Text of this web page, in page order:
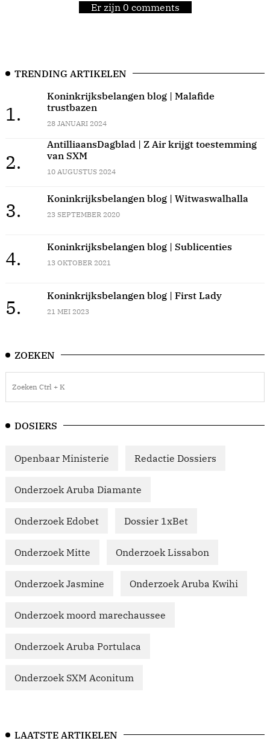
Er zijn 0 comments
TRENDING ARTIKELEN
1.
Koninkrijksbelangen blog | Malafide
trustbazen
28 JANUARI 2024
2.
AntilliaansDagblad | Z Air krijgt toestemming
van SXM
10 AUGUSTUS 2024
3.
Koninkrijksbelangen blog | Witwaswalhalla
23 SEPTEMBER 2020
4.
Koninkrijksbelangen blog | Sublicenties
13 OKTOBER 2021
5.
Koninkrijksbelangen blog | First Lady
21 MEI 2023
ZOEKEN
DOSIERS
Openbaar Ministerie Redactie Dossiers
Onderzoek Aruba Diamante
Onderzoek Edobet Dossier 1xBet
Onderzoek Mitte Onderzoek Lissabon
Onderzoek Jasmine Onderzoek Aruba Kwihi
Onderzoek moord marechaussee
Onderzoek Aruba Portulaca
Onderzoek SXM Aconitum
LAATSTE ARTIKELEN